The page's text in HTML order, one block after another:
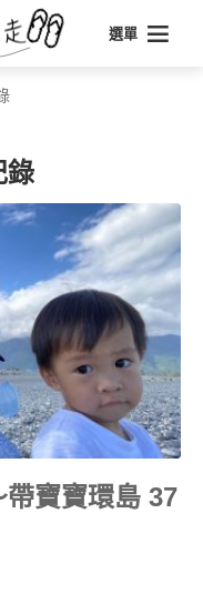
選單
錄
帶寶寶環島 37